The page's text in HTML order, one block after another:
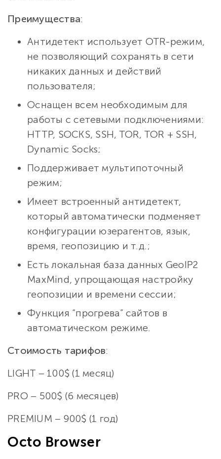
Преимущества:
Антидетект использует OTR-режим,
не позволяющий сохранять в сети
никаких данных и действий
пользователя;
Оснащен всем необходимым для
работы с сетевыми подключениями:
HTTP, SOCKS, SSH, TOR, TOR + SSH,
Dynamic Socks;
Поддерживает мультипоточный
режим;
Имеет встроенный антидетект,
который автоматически подменяет
конфигурации юзерагентов, язык,
время, геопозицию и т.д.;
Есть локальная база данных GeoIP2
MaxMind, упрощающая настройку
геопозиции и времени сессии;
Функция “прогрева” сайтов в
автоматическом режиме.
Cтоимость тарифов:
LIGHT – 100$ (1 месяц)
PRO – 500$ (6 месяцев)
PREMIUM – 900$ (1 год)
Octo Browser